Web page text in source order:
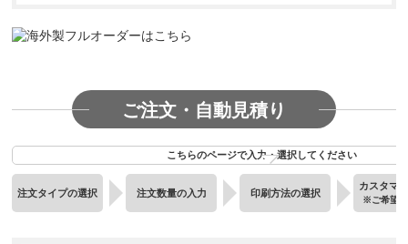
ご注文・自動見積り
こちらのページで入力・選択してください
注文タイプの選択 注文数量の入力 印刷方法の選択
カスタマ
※ご希望